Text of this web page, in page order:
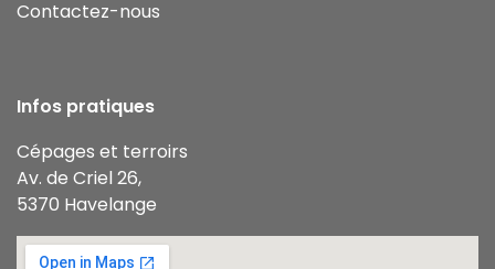
Contactez-nous
Infos pratiques
Cépages et terroirs
Av. de Criel 26,
5370 Havelange